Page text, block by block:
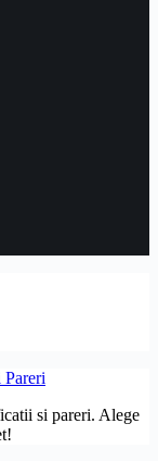
si pareri. Alege